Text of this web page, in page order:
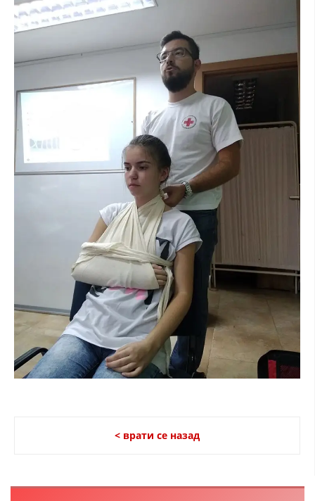
< врати се назад